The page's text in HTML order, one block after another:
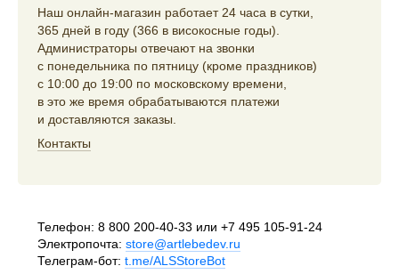
Наш онлайн-магазин работает 24 часа в сутки,
365 дней в году (366 в високосные годы).
Администраторы отвечают на звонки
с понедельника по пятницу (кроме праздников)
с 10:00 до 19:00 по московскому времени,
в это же время обрабатываются платежи
и доставляются заказы.
Контакты
Телефон: 8 800 200-40-33 или +7 495 105-91-24
Электропочта: store@artlebedev.ru
Телеграм-бот: t.me/ALSStoreBot